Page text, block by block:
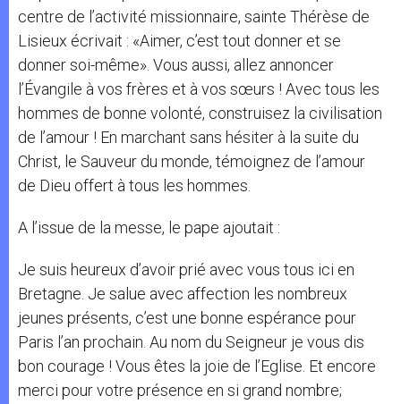
centre de l’activité missionnaire, sainte Thérèse de
Lisieux écrivait : «Aimer, c’est tout donner et se
donner soi-même». Vous aussi, allez annoncer
l’Évangile à vos frères et à vos sœurs ! Avec tous les
hommes de bonne volonté, construisez la civilisation
de l’amour ! En marchant sans hésiter à la suite du
Christ, le Sauveur du monde, témoignez de l’amour
de Dieu offert à tous les hommes.
A l’issue de la messe, le pape ajoutait :
Je suis heureux d’avoir prié avec vous tous ici en
Bretagne. Je salue avec affection les nombreux
jeunes présents, c’est une bonne espérance pour
Paris l’an prochain. Au nom du Seigneur je vous dis
bon courage ! Vous êtes la joie de l’Eglise. Et encore
merci pour votre présence en si grand nombre;